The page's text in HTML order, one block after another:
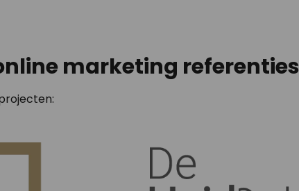
marketing referenties